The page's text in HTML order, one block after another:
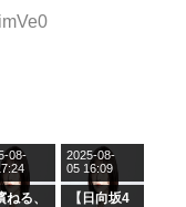
ねる、
08-
【日向坂4
2025-08-
05 16:09